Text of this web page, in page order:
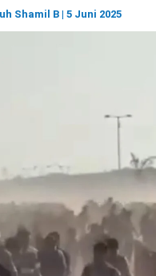
Shamil B | 5 Juni 2025